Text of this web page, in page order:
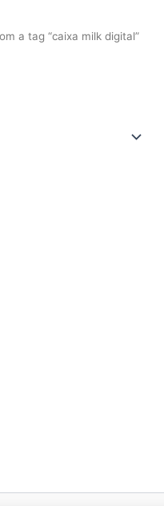
a tag “caixa milk digital”